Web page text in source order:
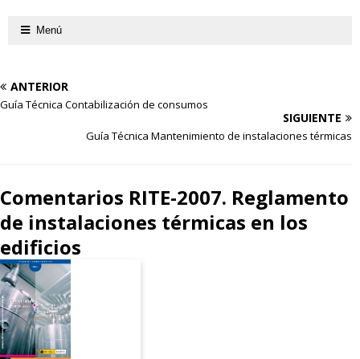
Menú
ANTERIOR
Guía Técnica Contabilización de consumos
SIGUIENTE
Guía Técnica Mantenimiento de instalaciones térmicas
Comentarios RITE-2007. Reglamento
de instalaciones térmicas en los
edificios